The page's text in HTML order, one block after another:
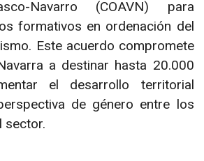
Navarro (COAVN) para
formativos en ordenación del
Este acuerdo compromete
a destinar hasta 20.000
el desarrollo territorial
de género entre los
sector.